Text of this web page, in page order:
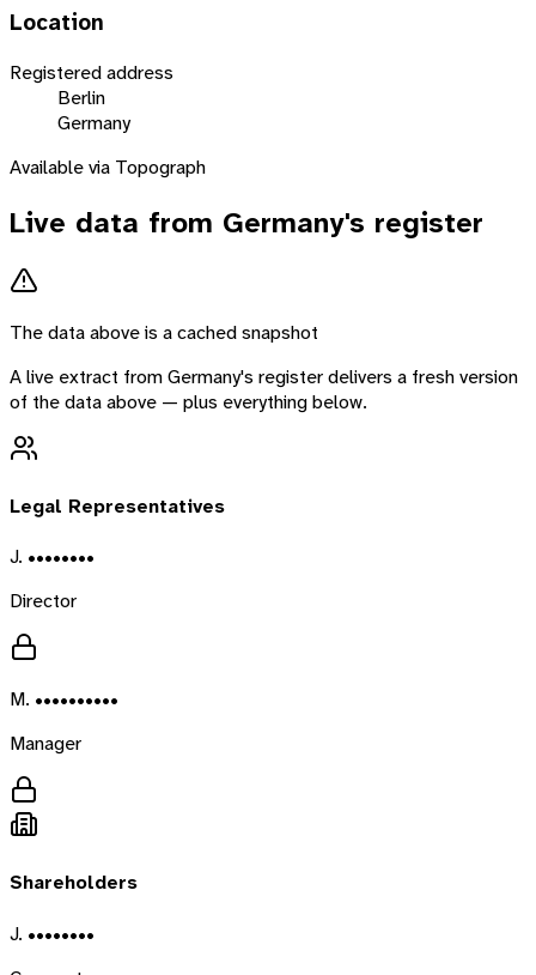
Location
Registered address
Berlin
Germany
Available via Topograph
Live data from Germany's register
The data above is a cached snapshot
A live extract fromGermany's register delivers a fresh version
of the data above — plus everything below.
Legal Representatives
J. ••••••••
Director
M. ••••••••••
Manager
Shareholders
J. ••••••••